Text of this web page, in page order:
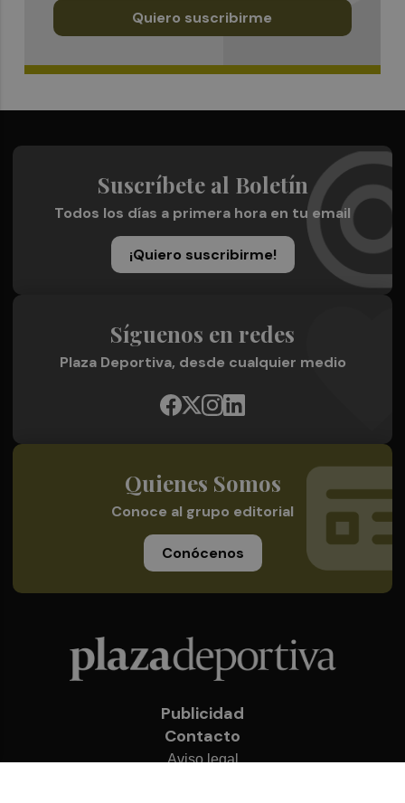
Quiero suscribirme
Suscríbete al Boletín
Todos los días a primera hora en tu email
¡Quiero suscribirme!
Síguenos en redes
Plaza Deportiva, desde cualquier medio
Quienes Somos
Conoce al grupo editorial
Conócenos
Publicidad
Contacto
Aviso legal